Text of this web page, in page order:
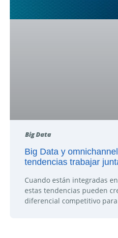
Big Data
Big Data y
tendencias trabajar
Cuando están integradas
estas tendencias pueden
diferencial competitivo